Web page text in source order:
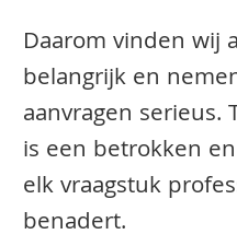
Daarom vinden wij
belangrijk en
aanvragen serieus.
is een betrokken
elk vraagstuk
benadert.